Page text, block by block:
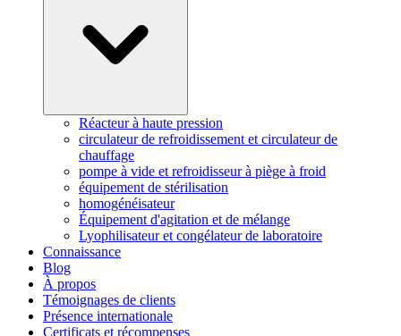
Réacteur à haute pression
circulateur de refroidissement et circulateur de
chauffage
pompe à vide et refroidisseur à piège à froid
équipement de stérilisation
homogénéisateur
Équipement d'agitation et de mélange
Lyophilisateur et congélateur de laboratoire
Connaissance
Blog
À propos
Témoignages de clients
Présence internationale
Certificats et récompenses